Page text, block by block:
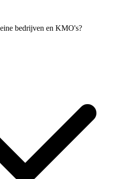
bedrijven en KMO's?